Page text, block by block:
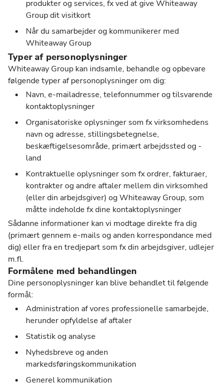
produkter og services, fx ved at give Whiteaway
Group dit visitkort
Når du samarbejder og kommunikerer med
Whiteaway Group
Typer af personoplysninger
Whiteaway Group kan indsamle, behandle og opbevare
følgende typer af personoplysninger om dig:
Navn, e-mailadresse, telefonnummer og tilsvarende
kontaktoplysninger
Organisatoriske oplysninger som fx virksomhedens
navn og adresse, stillingsbetegnelse,
beskæftigelsesområde, primært arbejdssted og -
land
Kontraktuelle oplysninger som fx ordrer, fakturaer,
kontrakter og andre aftaler mellem din virksomhed
(eller din arbejdsgiver) og Whiteaway Group, som
måtte indeholde fx dine kontaktoplysninger
Sådanne informationer kan vi modtage direkte fra dig
(primært gennem e-mails og anden korrespondance med
dig) eller fra en tredjepart som fx din arbejdsgiver, udlejer
m.fl.
Formålene med behandlingen
Dine personoplysninger kan blive behandlet til følgende
formål:
Administration af vores professionelle samarbejde,
herunder opfyldelse af aftaler
Statistik og analyse
Nyhedsbreve og anden
markedsføringskommunikation
Generel kommunikation